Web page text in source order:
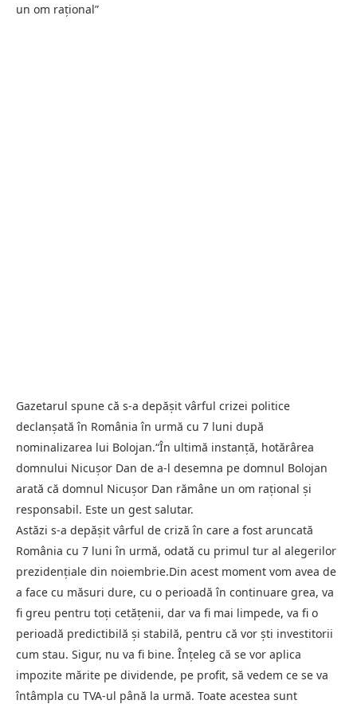
un om rațional”
Gazetarul spune că s-a depășit vârful crizei politice
declanșată în România în urmă cu 7 luni după
nominalizarea lui Bolojan.“În ultimă instanță, hotărârea
domnului Nicușor Dan de a-l desemna pe domnul Bolojan
arată că domnul Nicușor Dan rămâne un om rațional și
responsabil. Este un gest salutar.
Astăzi s-a depășit vârful de criză în care a fost aruncată
România cu 7 luni în urmă, odată cu primul tur al alegerilor
prezidențiale din noiembrie.Din acest moment vom avea de
a face cu măsuri dure, cu o perioadă în continuare grea, va
fi greu pentru toți cetățenii, dar va fi mai limpede, va fi o
perioadă predictibilă și stabilă, pentru că vor ști investitorii
cum stau. Sigur, nu va fi bine. Înțeleg că se vor aplica
impozite mărite pe dividende, pe profit, să vedem ce se va
întâmpla cu TVA-ul până la urmă. Toate acestea sunt